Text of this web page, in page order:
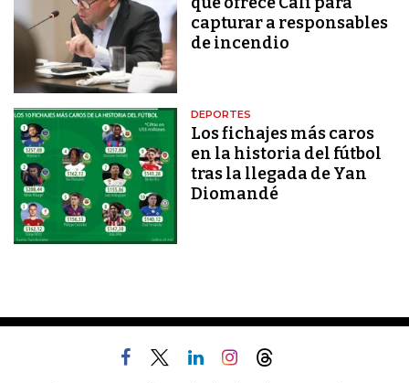
capturar a responsables
de incendio
DEPORTES
Los fichajes más caros
en la historia del fútbol
tras la llegada de Yan
Diomandé